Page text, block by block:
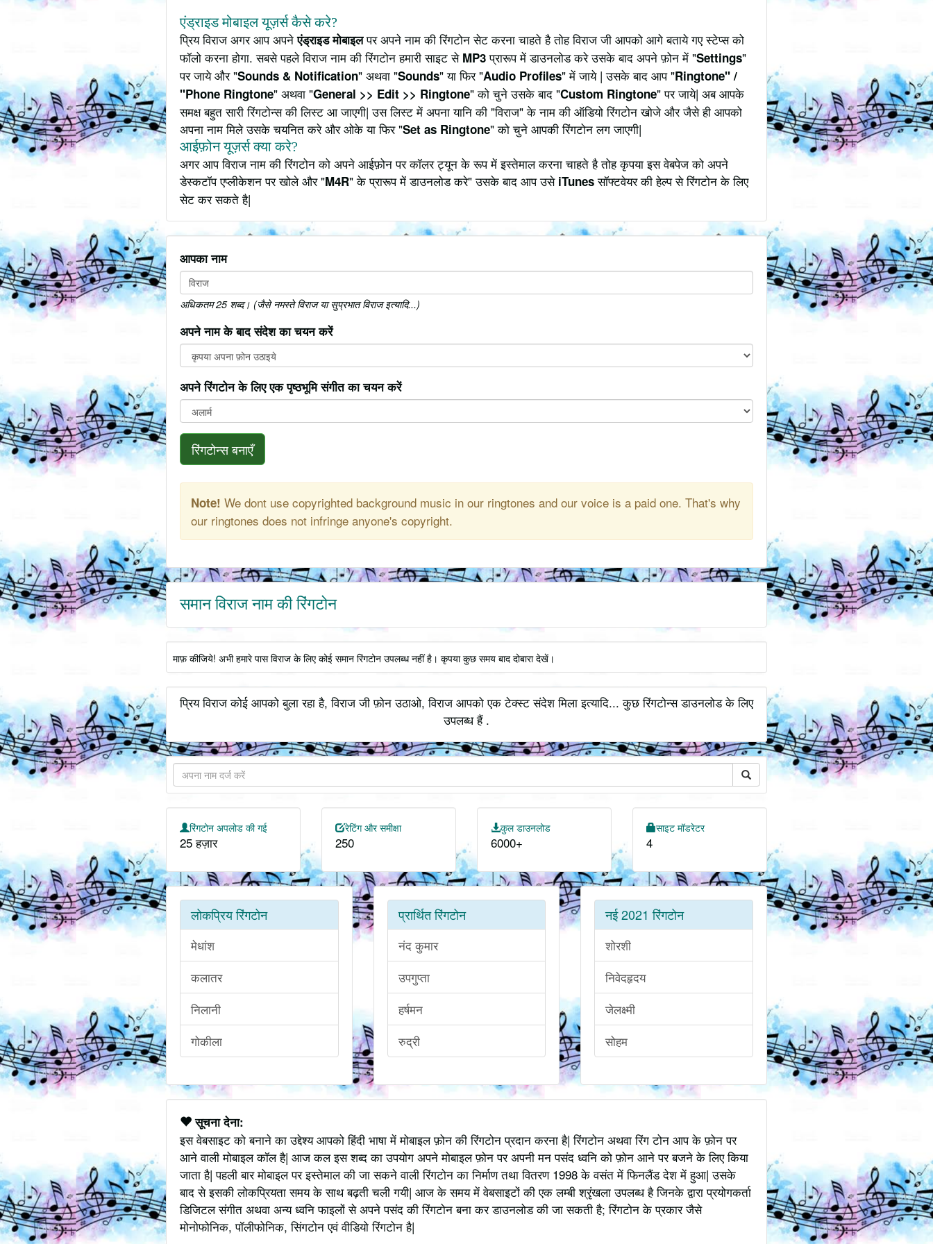
एंड्राइड मोबाइल यूज़र्स कैसे करे?
प्रिय विराज अगर आप अपनेएंड्राइड मोबाइलपर अपने नाम की रिंगटोन सेट करना चाहते है तोह विराज जी आपको आगे बताये गए स्टेप्स को
फॉलो करना होगा. सबसे पहले विराज नाम की रिंगटोन हमारी साइट से MP3प्रारूप में डाउनलोड करे उसके बाद अपने फ़ोन में "Settings"
पर जाये और "Sounds & Notification" अथवा "Sounds" या फिर "Audio Profiles" में जाये | उसके बाद आप "Ringtone" /
"Phone Ringtone" अथवा "General >> Edit >> Ringtone" को चुने उसके बाद "Custom Ringtone" पर जाये| अब आपके
समक्ष बहुत सारी रिंगटोन्स की लिस्ट आ जाएगी| उस लिस्ट में अपना यानि की "विराज" के नाम की ऑडियो रिंगटोन खोजे और जैसे ही आपको
अपना नाम मिले उसके चयनित करे और ओके या फिर "Set as Ringtone" को चुने आपकी रिंगटोन लग जाएगी|
आईफ़ोन यूज़र्स क्या करे?
अगर आप विराज नाम की रिंगटोन को अपने आईफ़ोन पर कॉलर ट्यून के रूप में इस्तेमाल करना चाहते है तोह कृपया इस वेबपेज को अपने
डेस्कटॉप एप्लीकेशन पर खोले और "M4R" के प्रारूप में डाउनलोड करे" उसके बाद आप उसे iTunesसॉफ्टवेयर की हेल्प से रिंगटोन के लिए
सेट कर सकते है|
आपका नाम
अधिकतम 25 शब्द। (जैसे नमस्ते विराज या सुप्रभात विराज इत्यादि...)
अपने नाम के बाद संदेश का चयन करें
अपने रिंगटोन के लिए एक पृष्ठभूमि संगीत का चयन करें
रिंगटोन्स बनाएँ
Note! We dont use copyrighted background music in our ringtones and our voice is a paid one. That's why
our ringtones does not infringe anyone's copyright.
समान विराज नाम की रिंगटोन
माफ़ कीजिये! अभी हमारे पास विराज के लिए कोई समान रिंगटोन उपलब्ध नहीं है। कृपया कुछ समय बाद दोबारा देखें।
प्रिय विराज कोई आपको बुला रहा है, विराज जी फ़ोन उठाओ, विराज आपको एक टेक्स्ट संदेश मिला इत्यादि... कुछ रिंगटोन्स डाउनलोड के लिए
उपलब्ध हैं .
रिंगटोन अपलोड की गई
25 हज़ार
रेटिंग और समीक्षा
250
कुल डाउनलोड
6000+
साइट मॉडरेटर
4
लोकप्रिय रिंगटोन
मेधांश
कलातर
निलानी
गोकीला
प्रार्थित रिंगटोन
नंद कुमार
उपगुप्ता
हर्षमन
रुद्री
नई 2021 रिंगटोन
शोरशी
निवेदहृदय
जेलक्ष्मी
सोहम
सूचना देना:
इस वेबसाइट को बनाने का उद्देश्य आपको हिंदी भाषा में मोबाइल फ़ोन की रिंगटोन प्रदान करना है| रिंगटोन अथवा रिंग टोन आप के फ़ोन पर
आने वाली मोबाइल कॉल है| आज कल इस शब्द का उपयोग अपने मोबाइल फ़ोन पर अपनी मन पसंद ध्वनि को फ़ोन आने पर बजने के लिए किया
जाता है| पहली बार मोबाइल पर इस्तेमाल की जा सकने वाली रिंगटोन का निर्माण तथा वितरण 1998 के वसंत में फिनलैंड देश में हुआ| उसके
बाद से इसकी लोकप्रियता समय के साथ बढ़ती चली गयी| आज के समय में वेबसाइटों की एक लम्बी श्रृंखला उपलब्ध है जिनके द्वारा प्रयोगकर्ता
डिजिटल संगीत अथवा अन्य ध्वनि फाइलों से अपने पसंद की रिंगटोन बना कर डाउनलोड की जा सकती है; रिंगटोन के प्रकार जैसे
मोनोफोनिक, पॉलीफोनिक, सिंगटोन एवं वीडियो रिंगटोन है|